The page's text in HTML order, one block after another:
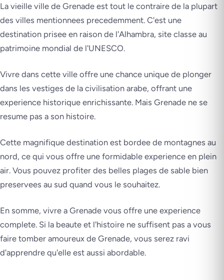
La vieille ville de Grenade est tout le contraire de la plupart
des villes mentionnees precedemment. C'est une
destination prisee en raison de l'Alhambra, site classe au
patrimoine mondial de l'UNESCO.
Vivre dans cette ville offre une chance unique de plonger
dans les vestiges de la civilisation arabe, offrant une
experience historique enrichissante. Mais Grenade ne se
resume pas a son histoire.
Cette magnifique destination est bordee de montagnes au
nord, ce qui vous offre une formidable experience en plein
air. Vous pouvez profiter des belles plages de sable bien
preservees au sud quand vous le souhaitez.
En somme, vivre a Grenade vous offre une experience
complete. Si la beaute et l'histoire ne suffisent pas a vous
faire tomber amoureux de Grenade, vous serez ravi
d'apprendre qu'elle est aussi abordable.